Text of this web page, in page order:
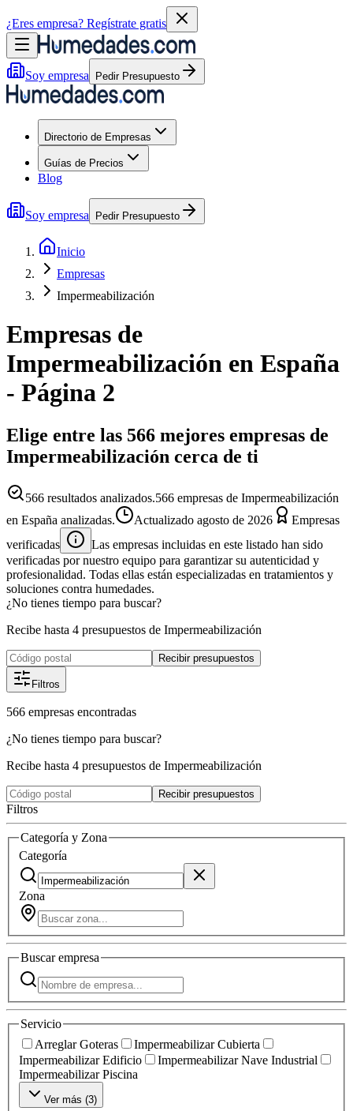
¿Eres empresa? Regístrate gratis
Soy empresa Pedir Presupuesto
Directorio de Empresas
Guías de Precios
Blog
Soy empresa Pedir Presupuesto
Inicio
Empresas
Impermeabilización
Empresas de
Impermeabilización en España
- Página 2
Elige entre las 566 mejores empresas de
Impermeabilización cerca de ti
566 resultados analizados.566 empresas de Impermeabilización
en España analizadas.
Actualizado agosto de 2026
Empresas
verificadas
Las empresas incluidas en este listado han sido
verificadas por nuestro equipo para garantizar su autenticidad y
profesionalidad. Todas ellas están especializadas en tratamientos y
soluciones contra humedades.
¿No tienes tiempo para buscar?
Recibe hasta 4 presupuestos de Impermeabilización
Recibir presupuestos
Filtros
566 empresas encontradas
¿No tienes tiempo para buscar?
Recibe hasta 4 presupuestos de Impermeabilización
Recibir presupuestos
Filtros
Categoría y Zona
Categoría
Zona
Buscarempresa
Servicio
Arreglar Goteras
Impermeabilizar Cubierta
Impermeabilizar Edificio
Impermeabilizar Nave Industrial
Impermeabilizar Piscina
Ver más (3)